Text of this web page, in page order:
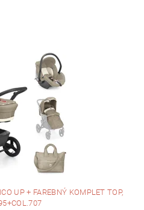
UP + FAREBNÝ KOMPLET TOP,